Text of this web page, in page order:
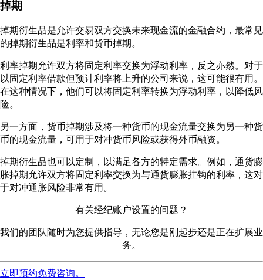
掉期
掉期衍生品是允许交易双方交换未来现金流的金融合约，最常见
的掉期衍生品是利率和货币掉期。
利率掉期允许双方将固定利率交换为浮动利率，反之亦然。对于
以固定利率借款但预计利率将上升的公司来说，这可能很有用。
在这种情况下，他们可以将固定利率转换为浮动利率，以降低风
险。
另一方面，货币掉期涉及将一种货币的现金流量交换为另一种货
币的现金流量，可用于对冲货币风险或获得外币融资。
掉期衍生品也可以定制，以满足各方的特定需求。例如，通货膨
胀掉期允许双方将固定利率交换为与通货膨胀挂钩的利率，这对
于对冲通胀风险非常有用。
有关经纪账户设置的问题？
我们的团队随时为您提供指导，无论您是刚起步还是正在扩展业
务。
立即预约免费咨询。